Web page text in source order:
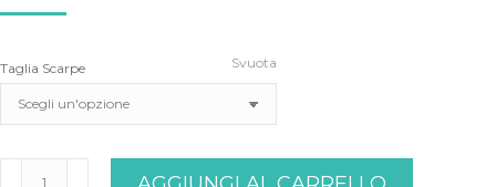
Taglia Scarpe Svuota
Ciclamino